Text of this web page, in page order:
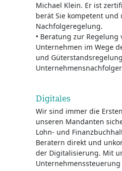
Michael Klein. Er ist
berät Sie kompetent
Nachfolgeregelung.
• Beratung zur
Unternehmen im Wege
und
Unternehmensnachfolger
Digitales
Wir sind immer die
unseren Mandanten
Lohn- und
Beratern direkt und
der Digitalisierung. Mit